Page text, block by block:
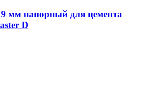
мм напорный для цемента
D